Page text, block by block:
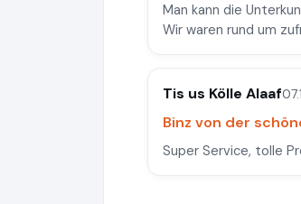
Man kann die
Wir waren rund um
Tis us Kölle Alaaf
Binz von der
Super Service, tolle